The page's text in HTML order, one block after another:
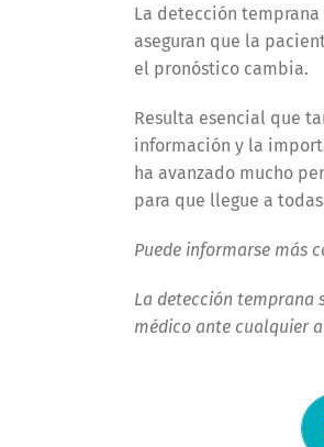
La detección
aseguran que la
el pronóstico cambia.
Resulta esencial que
información y la
ha avanzado mucho
para que llegue a
Puede informarse más
La detección temprana
médico ante cualquier